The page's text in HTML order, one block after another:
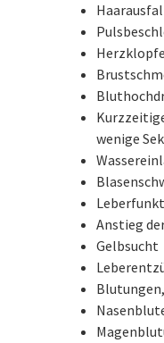
wenige
Anstieg
Gelbsucht